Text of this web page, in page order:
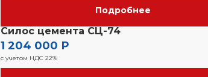
Подробнее
Силос цемента СЦ-74
1 204 000 Р
с учетом НДС 22%